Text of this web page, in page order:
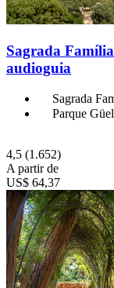
Sagrada
audioguia
Sagrada
Parque
4,5 (1.652)
A partir de
US$ 64,37